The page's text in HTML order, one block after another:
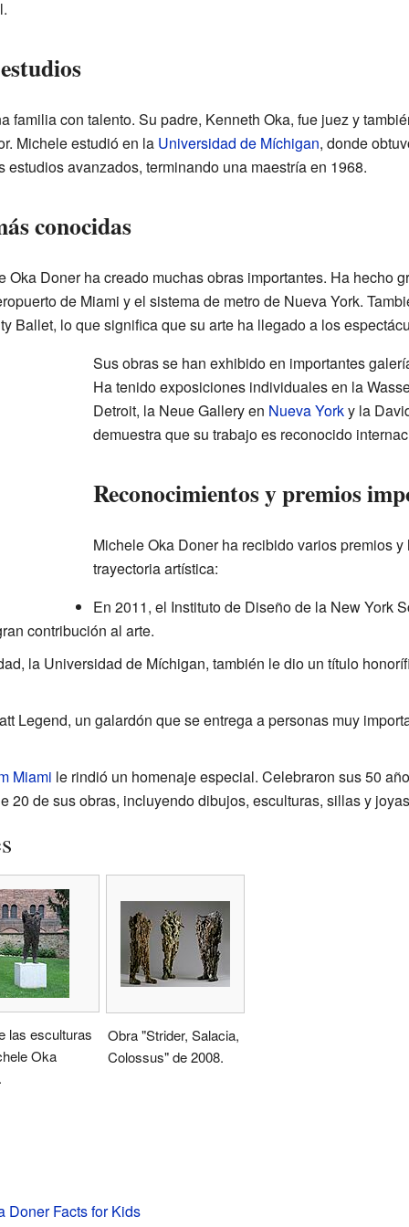
familia con talento. Su padre, Kenneth Oka, fue juez y
Michele estudió en la Universidad de Míchigan, donde
avanzados, terminando una maestría en 1968.
conocidas
Oka Doner ha creado muchas obras importantes. Ha hecho
de Miami y el sistema de metro de Nueva York.
Ballet, lo que significa que su arte ha llegado a los
Sus obras se han exhibido en importantes
Ha tenido exposiciones individuales en la
Detroit, la Neue Gallery en Nueva Yorky la
demuestra que su trabajo es reconocido
Reconocimientos y premios
Michele Oka Doner ha recibido varios premios
trayectoria artística:
En 2011, el Instituto de Diseño de la New York
contribución al arte.
la Universidad de Míchigan, también le dio un título
Legend, un galardón que se entrega a personas muy
Miami le rindió un homenaje especial. Celebraron sus 50
20 de sus obras, incluyendo dibujos, esculturas, sillas y
las esculturas
Oka
Obra "Strider, Salacia,
Colossus" de 2008.
Doner Facts for Kids